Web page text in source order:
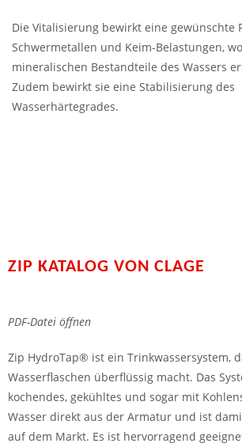
Die Vitalisierung bewirkt eine gewünschte
Schwermetallen und Keim-Belastungen,
mineralischen Bestandteile des Wassers
Zudem bewirkt sie eine Stabilisierung des
Wasserhärtegrades.
ZIP KATALOG VON CLAGE
PDF-Datei öffnen
Zip HydroTap® ist ein Trink­wasser­system,
Wasser­flaschen überflüssig macht. Das
kochendes, gekühltes und sogar mit
Wasser direkt aus der Armatur und ist
auf dem Markt. Es ist hervor­ragend